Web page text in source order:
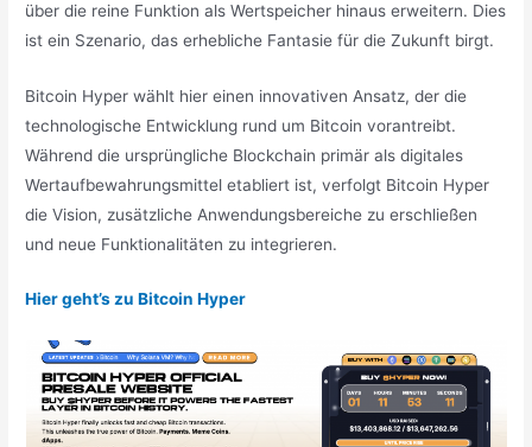
über die reine Funktion als Wertspeicher hinaus erweitern. Dies
ist ein Szenario, das erhebliche Fantasie für die Zukunft birgt.
Bitcoin Hyper wählt hier einen innovativen Ansatz, der die
technologische Entwicklung rund um Bitcoin vorantreibt.
Während die ursprüngliche Blockchain primär als digitales
Wertaufbewahrungsmittel etabliert ist, verfolgt Bitcoin Hyper
die Vision, zusätzliche Anwendungsbereiche zu erschließen
und neue Funktionalitäten zu integrieren.
Hier geht’s zu Bitcoin Hyper